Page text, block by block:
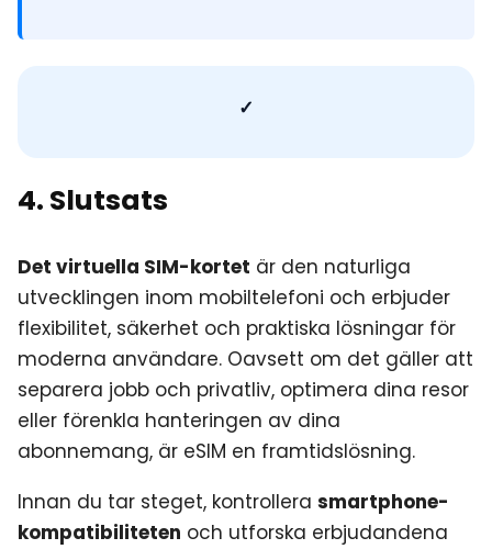
✓
4. Slutsats
Det virtuella SIM-kortet är den naturliga
utvecklingen inom mobiltelefoni och erbjuder
flexibilitet, säkerhet och praktiska lösningar för
moderna användare. Oavsett om det gäller att
separera jobb och privatliv, optimera dina resor
eller förenkla hanteringen av dina
abonnemang, är eSIM en framtidslösning.
Innan du tar steget, kontrollera smartphone-
kompatibiliteten och utforska erbjudandena